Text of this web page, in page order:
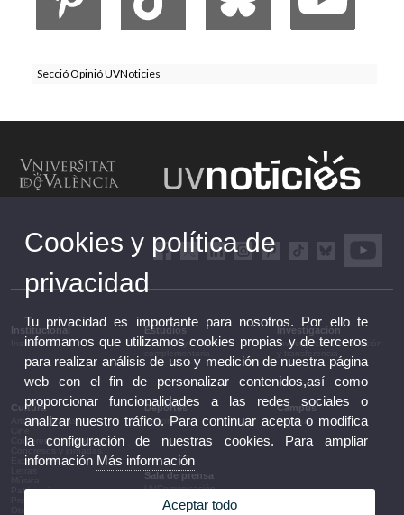
Secció Opinió UVNoticies
Institucional
Institucional
Estudios
Estudios y formación
Investigación
Investigación, innovación
Cultura
Artes escénicas
Conferencias y debates
Congresos y jornadas
Exposiciones
Patrimonio
Deportes
Deportes
Campus
Campus
Sala de prensa
UVComunicación
Notas de prensa
Agenda de gobierno
Cookies y política de
privacidad
Tu privacidad es importante para nosotros. Por ello te
informamos que utilizamos cookies propias y de terceros
para realizar análisis de uso y medición de nuestra página
web con el fin de personalizar contenidos,así como
proporcionar funcionalidades a las redes sociales o
analizar nuestro tráfico. Para continuar acepta o modifica
la configuración de nuestras cookies. Para ampliar
información Más información
Aceptar todo